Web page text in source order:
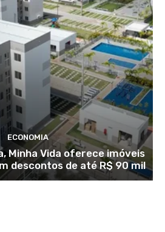
ECONOMIA
Minha Vida oferece imóveis
descontos de até R$ 90 mil